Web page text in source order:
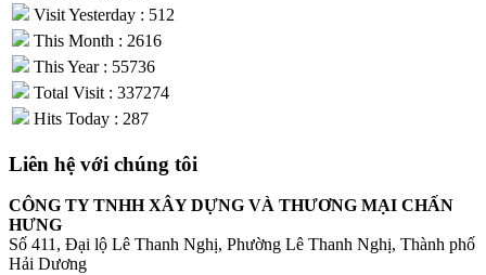
Visit Yesterday : 512
This Month : 2616
This Year : 55736
Total Visit : 337274
Hits Today : 287
Liên hệ với chúng tôi
CÔNG TY TNHH XÂY DỰNG VÀ THƯƠNG MẠI CHẤN
HƯNG
Số 411, Đại lộ Lê Thanh Nghị, Phường Lê Thanh Nghị, Thành phố
Hải Dương